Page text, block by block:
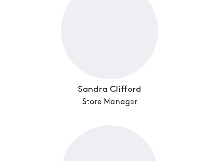
Sandra Clifford
Store Manager